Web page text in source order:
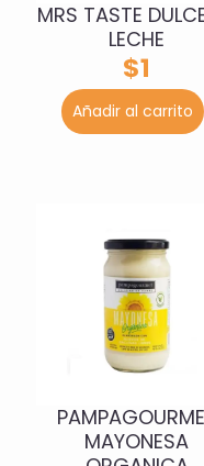
MRS TASTE
LECHE
$1
Añadir al carrito
MAYONESA